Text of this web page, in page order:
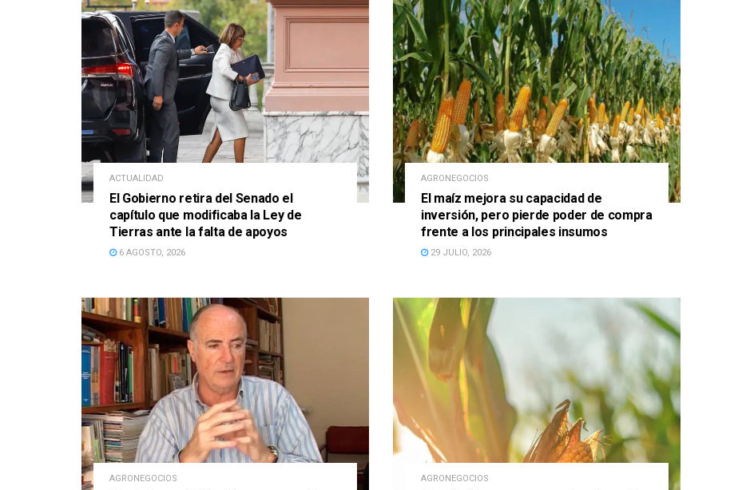
ACTUALIDAD
El Gobierno retira del Senado el
capítulo que modificaba la Ley de
Tierras ante la falta de apoyos
6 AGOSTO, 2026
AGRONEGOCIOS
El maíz mejora su capacidad de
inversión, pero pierde poder de compra
frente a los principales insumos
29 JULIO, 2026
AGRONEGOCIOS AGRONEGOCIOS